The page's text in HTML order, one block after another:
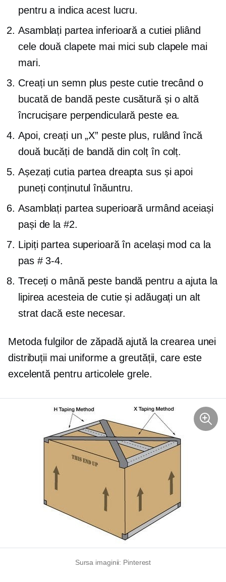
pentru a indica acest lucru.
Asamblați partea inferioară a cutiei pliând
cele două clapete mai mici sub clapele mai
mari.
Creați un semn plus peste cutie trecând o
bucată de bandă peste cusătură și o altă
încrucișare perpendiculară peste ea.
Apoi, creați un „X” peste plus, rulând încă
două bucăți de bandă din colț în colț.
Așezați cutia partea dreapta sus și apoi
puneți conținutul înăuntru.
Asamblați partea superioară urmând aceiași
pași de la #2.
Lipiți partea superioară în același mod ca la
pas # 3-4.
Treceți o mână peste bandă pentru a ajuta la
lipirea acesteia de cutie și adăugați un alt
strat dacă este necesar.
Metoda fulgilor de zăpadă ajută la crearea unei
distribuții mai uniforme a greutății, care este
excelentă pentru articolele grele.
Sursa imaginii: Pinterest